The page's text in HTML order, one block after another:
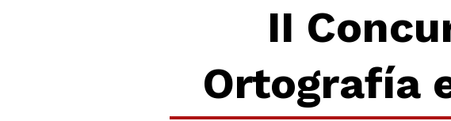
II
Ortografía